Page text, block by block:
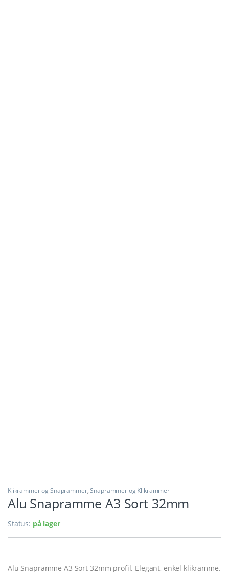
Klikrammer og Snaprammer,Snaprammer og Klikrammer
Alu Snapramme A3 Sort 32mm
Status: på lager
Alu Snapramme A3 Sort 32mm profil. Elegant, enkel klikramme.